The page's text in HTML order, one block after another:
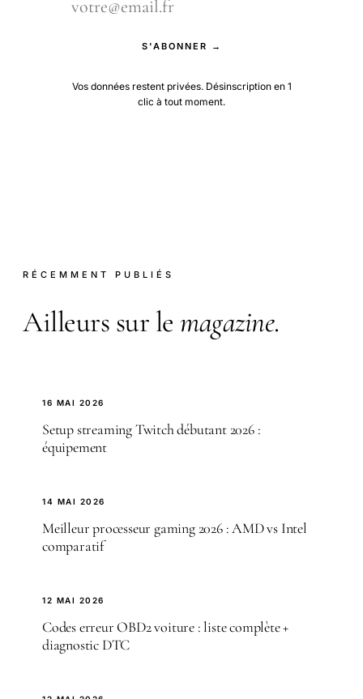
S'ABONNER →
Vos données restent privées. Désinscription en 1
clic à tout moment.
RÉCEMMENT PUBLIÉS
Ailleurs sur le magazine.
16 MAI 2026
Setup streaming Twitch débutant 2026 :
équipement
14 MAI 2026
Meilleur processeur gaming 2026 : AMD vs Intel
comparatif
12 MAI 2026
Codes erreur OBD2 voiture : liste complète +
diagnostic DTC